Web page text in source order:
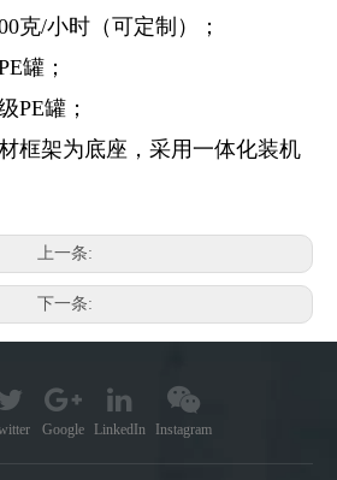
克/小时（可定制）；
罐；
PE罐；
框架为底座，采用一体化装机
上一条:
下一条:
Google LinkedIn Instagram